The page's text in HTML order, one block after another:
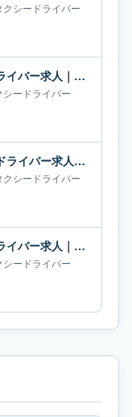
クシードライバー
東都城南交通株式会社のタクシードライバー求人｜東京都江東区｜月給40万-64万円
シードライバー
日豊光タクシー株式会社のタクシードライバー求人｜大分県大分市｜月給36万-68万円
クシードライバー
蒲原タクシー株式会社のタクシードライバー求人｜長崎県長崎市
シードライバー